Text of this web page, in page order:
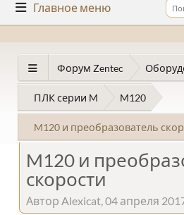
Главное меню
Форум Zentec
ПЛК серии M M120
M120 и преобразователь
M120 и
скорости
Автор Alexicat, 04 апреля